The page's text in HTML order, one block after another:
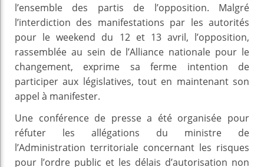
l’ensemble des partis de l’opposition. Malgré
l’interdiction des manifestations par les autorités
pour le weekend du 12 et 13 avril, l’opposition,
rassemblée au sein de l’Alliance nationale pour le
changement, exprime sa ferme intention de
participer aux législatives, tout en maintenant son
appel à manifester.
Une conférence de presse a été organisée pour
réfuter les allégations du ministre de
l’Administration territoriale concernant les risques
pour l’ordre public et les délais d’autorisation non